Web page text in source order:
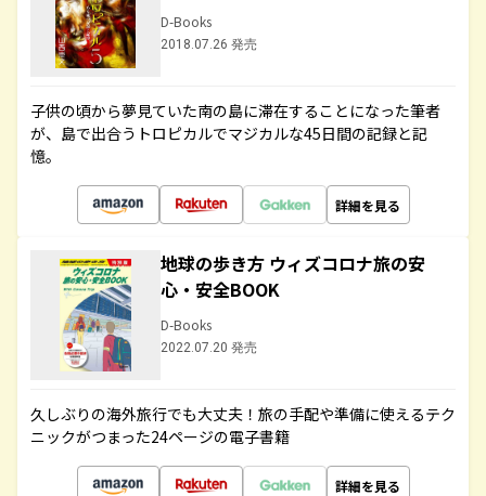
D-Books
2018.07.26 発売
子供の頃から夢見ていた南の島に滞在することになった筆者
が、島で出合うトロピカルでマジカルな45日間の記録と記
憶。
詳細を見る
地球の歩き方 ウィズコロナ旅の安
心・安全BOOK
D-Books
2022.07.20 発売
久しぶりの海外旅行でも大丈夫！旅の手配や準備に使えるテク
ニックがつまった24ページの電子書籍
詳細を見る